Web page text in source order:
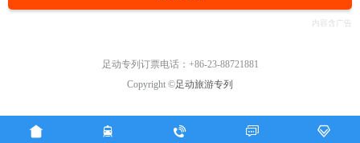
足动专列订票电话：+86-23-88721881
Copyright ©足动旅游专列
    